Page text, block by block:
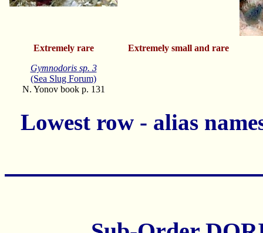
Extremely rare
Extremely small and rare
Gymnodoris sp. 3
(Sea Slug Forum)
N. Yonov book p. 131